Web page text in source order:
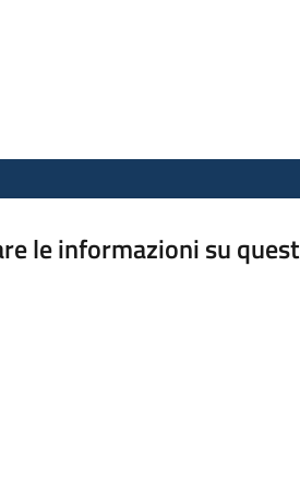
le informazioni su